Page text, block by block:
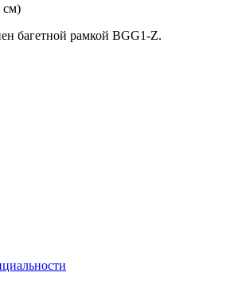
см)
багетной рамкой BGG1-Z.